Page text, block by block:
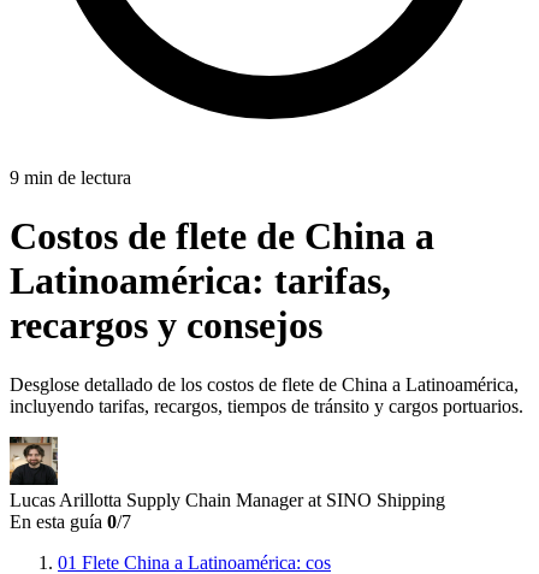
9 min de lectura
Costos de flete de China a
Latinoamérica: tarifas,
recargos y consejos
Desglose detallado de los costos de flete de China a Latinoamérica,
incluyendo tarifas, recargos, tiempos de tránsito y cargos portuarios.
Lucas Arillotta Supply Chain Manager at SINO Shipping
En esta guía 0/7
01 Flete China a Latinoamérica: cos